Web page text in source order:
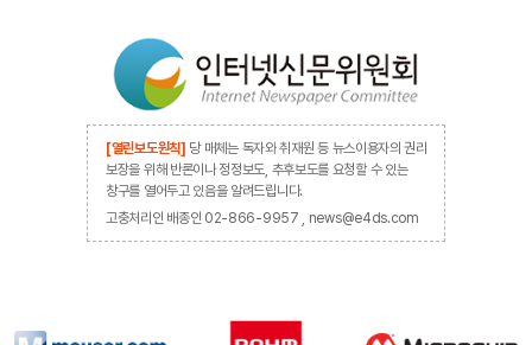
[열린보도원칙] 당 매체는 독자와 취재원 등 뉴스이용자의 권리
보장을 위해 반론이나 정정보도, 추후보도를 요청할 수 있는
창구를 열어두고 있음을 알려드립니다.
고충처리인 배종인 02-866-9957 , news@e4ds.com